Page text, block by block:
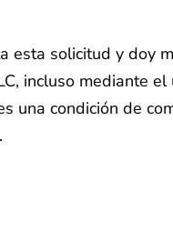
esta solicitud y doy
incluso mediante
una condición de